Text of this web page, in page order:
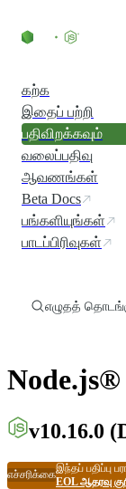
கற்க
இதைப் பற்றி
பதிவிறக்கவும்
வலைப்பதிவு
ஆவணங்கள்
Beta Docs
பங்களியுங்கள்
பாடப்பிரிவுகள்
எழுதத்
v10.16.0
எச்சரிக்கை
இந்தப் பதிப்பு
EOL ஆதரவு